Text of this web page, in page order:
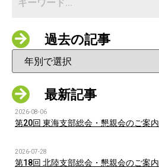
過去の記事
最新記事
2026-08-06
第20回 東海支部総会・懇親会のご案内
2026-07-28
第18回 北陸支部総会・懇親会のご案内